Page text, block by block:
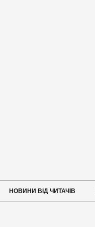
НОВИНИ ВІД ЧИТАЧІВ